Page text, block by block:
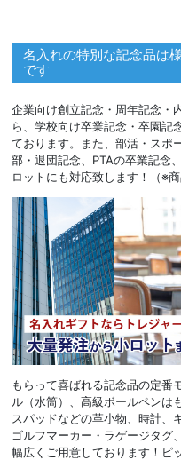
名入れの特別な記念品は
です
企業向け創立記念・周年記念・
ら、学校向け卒業記念・卒園記
ております。また、部活・スポ
部・退団記念、PTAの卒業記念
ロットにも対応致します！（※
もらって喜ばれる記念品の定番
ル（水筒）、高級ボールペンは
スパッドなどの革小物、時計、
ゴルフマーカー・ラゲージタグ
幅広くご用意しております！ピ